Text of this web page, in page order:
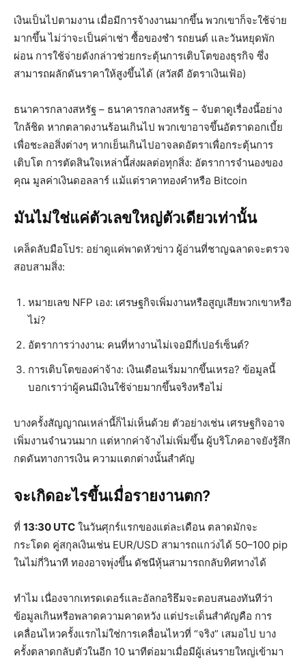
เงินเป็นไปตามงาน เมื่อมีการจ้างงานมากขึ้น พวกเขาก็จะใช้จ่าย
มากขึ้น ไม่ว่าจะเป็นค่าเช่า ซื้อของชำ รถยนต์ และวันหยุดพัก
ผ่อน การใช้จ่ายดังกล่าวช่วยกระตุ้นการเติบโตของธุรกิจ ซึ่ง
สามารถผลักดันราคาให้สูงขึ้นได้ (สวัสดี อัตราเงินเฟ้อ)
ธนาคารกลางสหรัฐ – ธนาคารกลางสหรัฐ – จับตาดูเรื่องนี้อย่าง
ใกล้ชิด หากตลาดงานร้อนเกินไป พวกเขาอาจขึ้นอัตราดอกเบี้ย
เพื่อชะลอสิ่งต่างๆ หากเย็นเกินไปอาจลดอัตราเพื่อกระตุ้นการ
เติบโต การตัดสินใจเหล่านี้ส่งผลต่อทุกสิ่ง: อัตราการจำนองของ
คุณ มูลค่าเงินดอลลาร์ แม้แต่ราคาทองคำหรือ Bitcoin
มันไม่ใช่แค่ตัวเลขใหญ่ตัวเดียวเท่านั้น
เคล็ดลับมือโปร: อย่าดูแค่พาดหัวข่าว ผู้อ่านที่ชาญฉลาดจะตรวจ
สอบสามสิ่ง:
หมายเลข NFP เอง: เศรษฐกิจเพิ่มงานหรือสูญเสียพวกเขาหรือ
ไม่?
อัตราการว่างงาน: คนที่หางานไม่เจอมีกี่เปอร์เซ็นต์?
การเติบโตของค่าจ้าง: เงินเดือนเริ่มมากขึ้นเหรอ? ข้อมูลนี้
บอกเราว่าผู้คนมีเงินใช้จ่ายมากขึ้นจริงหรือไม่
บางครั้งสัญญาณเหล่านี้ก็ไม่เห็นด้วย ตัวอย่างเช่น เศรษฐกิจอาจ
เพิ่มงานจำนวนมาก แต่หากค่าจ้างไม่เพิ่มขึ้น ผู้บริโภคอาจยังรู้สึก
กดดันทางการเงิน ความแตกต่างนั้นสำคัญ
จะเกิดอะไรขึ้นเมื่อรายงานตก?
ที่ 13:30 UTC ในวันศุกร์แรกของแต่ละเดือน ตลาดมักจะ
กระโดด คู่สกุลเงินเช่น EUR/USD สามารถแกว่งได้ 50–100 pip
ในไม่กี่วินาที ทองอาจพุ่งขึ้น ดัชนีหุ้นสามารถกลับทิศทางได้
ทำไม เนื่องจากเทรดเดอร์และอัลกอริธึมจะตอบสนองทันทีว่า
ข้อมูลเกินหรือพลาดความคาดหวัง แต่ประเด็นสำคัญคือ การ
เคลื่อนไหวครั้งแรกไม่ใช่การเคลื่อนไหวที่ “จริง” เสมอไป บาง
ครั้งตลาดกลับตัวในอีก 10 นาทีต่อมาเมื่อมีผู้เล่นรายใหญ่เข้ามา